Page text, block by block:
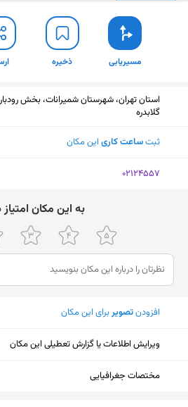
مسیریابی ذخیره
استان تهران، شهرستان شمیرانات، بخش
گلابدره
ثبتساعت کاری این مکان
‎02124557
ﺑﻪ اﯾﻦ ﻣﮑﺎن
افزودنتصویربرای این مکان
ویرایش اطلاعات یا گزارش تعطیلی این مکان
مختصات جغرافیایی